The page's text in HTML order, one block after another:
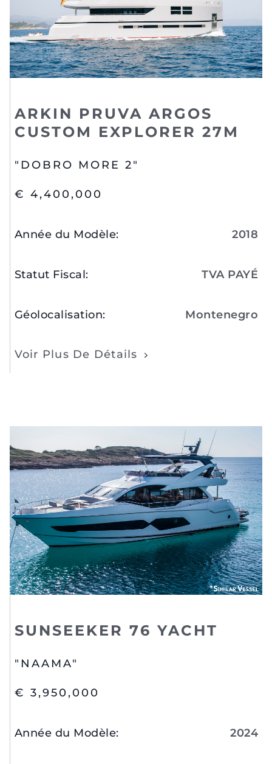
ARKIN PRUVA ARGOS
CUSTOM EXPLORER 27M
"DOBRO MORE 2"
€ 4,400,000
Année du Modèle: 2018
Statut Fiscal: TVA PAYÉ
Géolocalisation: Montenegro
Voir Plus De Détails
SUNSEEKER 76 YACHT
"NAAMA"
€ 3,950,000
Année du Modèle: 2024